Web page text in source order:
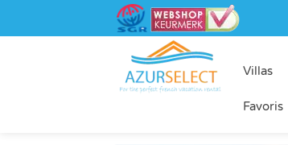
Villas
Favoris